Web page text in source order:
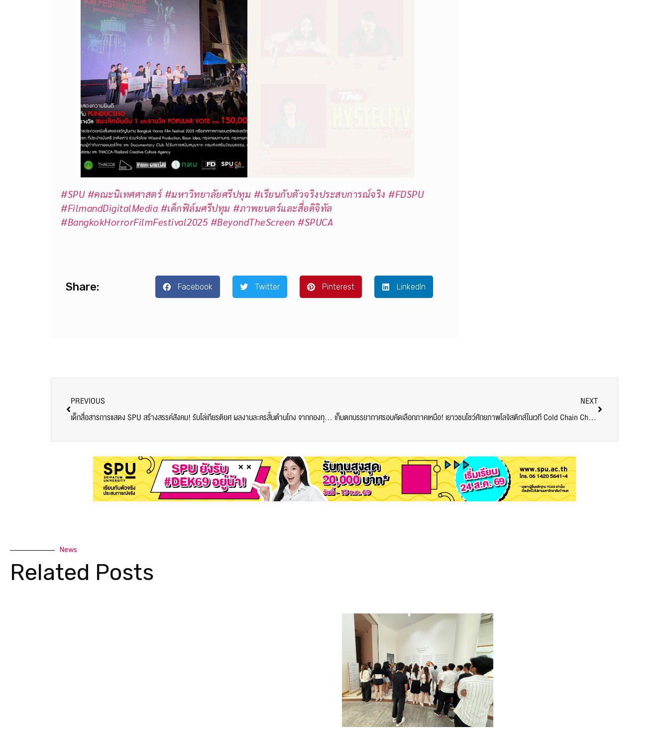
#SPU #คณะนิเทศศาสตร์ #มหาวิทยาลัยศรีปทุม #เรียนกับตัวจริงประสบการณ์จริง #FDSPU
#FilmandDigitalMedia #เด็กฟิล์มศรีปทุม #ภาพยนตร์และสื่อดิจิทัล
#BangkokHorrorFilmFestival2025 #BeyondTheScreen #SPUCA
Share: Facebook Twitter Pinterest LinkedIn
PREVIOUS
เด็กสื่อสารการแสดง SPU สร้างสรรค์สังคม! รับโล่เกียรติยศ ผลงานละครสั้นต้านโกง จากกองทุน ป.ป.ช.
NEXT
เก็บตกบรรยากาศรอบคัดเลือกภาคเหนือ! เยาวชนโชว์ศักยภาพโลจิสติกส์ในเวที Cold Chain Champion 2025
News
Related Posts